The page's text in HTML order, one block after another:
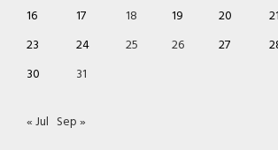
16
17 18 19 20 21
23
24 25 26 27
30
31
« Jul Sep »